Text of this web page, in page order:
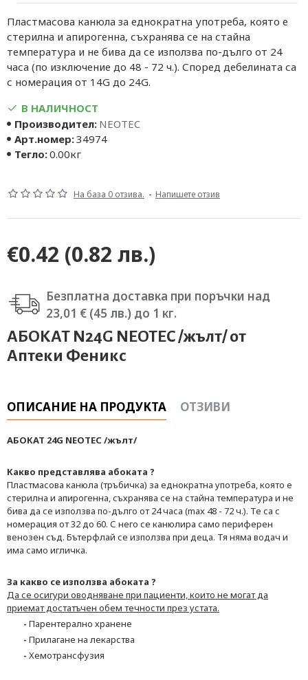
В НАЛИЧНОСТ
Производител: NEOTEC
Арт.номер:34974
Тегло:0.00кг
На база 0 отзива. - Напишете отзив
€0.42 (0.82 лв.)
Пластмасова канюла за еднократна употреба, която е
стерилна и апирогенна, съхранява се на стайна
температура и не бива да се използва по-дълго от 24
часа (по изключение до 48 - 72 ч.). Според дебелината са
с номерация от 14G до 24G.
Безплатна доставка при поръчки над
23,01 € (45 лв.) до 1 кг.
АБОКАТ N24G NEOTEC /жълт/ от
Аптеки Феникс
ОПИСАНИЕ НА ПРОДУКТА ОТЗИВИ
АБОКАТ 24G NEOTEC /жълт/
Какво представлява абоката ?
Пластмасова канюла (тръбичка) за еднократна употреба, която е
стерилна и апирогенна, съхранява се на стайна температура и не
бива да се използва по-дълго от 24 часа (max 48 - 72 ч.). Те са с
номерация от 32 до 60. С него се канюлира само периферен
венозен съд. Бътерфлай се използва при деца. Тя няма водач и
има само игличка.
За какво се използва абоката ?
Да се осигури оводняване при пациенти, които не могат да
приемат достатъчен обем течности през устата.
- Парентерално хранене
- Прилагане на лекарства
- Хемотрансфузия